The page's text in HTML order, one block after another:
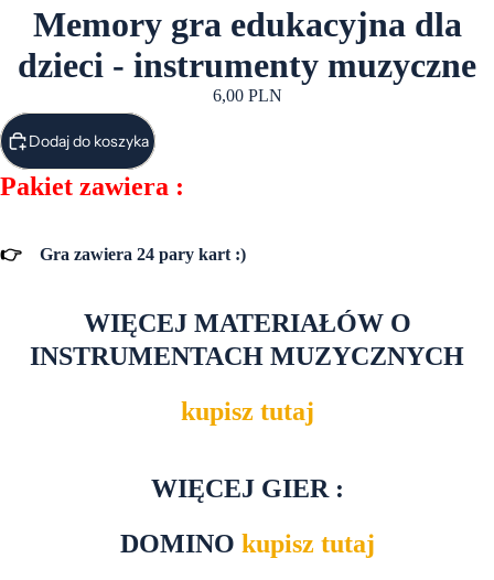
Memory gra edukacyjna dla
dzieci - instrumenty muzyczne
6,00 PLN
Dodaj do koszyka
Pakiet zawiera :
👉 Gra zawiera 24 pary kart :)
WIĘCEJ MATERIAŁÓW O
INSTRUMENTACH MUZYCZNYCH
kupisz tutaj
WIĘCEJ GIER :
DOMINO kupisz tutaj